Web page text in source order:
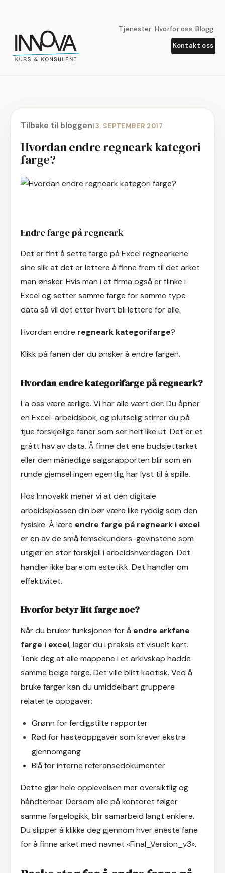
Tjenester Hvorfor oss Blogg
Kontakt oss
Tilbake til bloggen13. SEPTEMBER 2017
Hvordan endre regneark kategori
farge?
Endre farge på regneark
Det er fint å sette farge på Excel regnearkene
sine slik at det er lettere å finne frem til det arket
man ønsker. Hvis man i et firma også er flinke i
Excel og setter samme farge for samme type
data så vil det etter hvert bli lettere for alle.
Hvordan endre regneark kategorifarge?
Klikk på fanen der du ønsker å endre fargen.
Hvordan endre kategorifarge på regneark?
La oss være ærlige. Vi har alle vært der. Du åpner
en Excel-arbeidsbok, og plutselig stirrer du på
tjue forskjellige faner som ser helt like ut. Det er et
grått hav av data. Å finne det ene budsjettarket
eller den månedlige salgsrapporten blir som en
runde gjemsel ingen egentlig har lyst til å spille.
Hos Innovakk mener vi at den digitale
arbeidsplassen din bør være like ryddig som den
fysiske. Å lære endre farge på regneark i excel
er en av de små femsekunders-gevinstene som
utgjør en stor forskjell i arbeidshverdagen. Det
handler ikke bare om estetikk. Det handler om
effektivitet.
Hvorfor betyr litt farge noe?
Når du bruker funksjonen for å endre arkfane
farge i excel, lager du i praksis et visuelt kart.
Tenk deg at alle mappene i et arkivskap hadde
samme beige farge. Det ville blitt kaotisk. Ved å
bruke farger kan du umiddelbart gruppere
relaterte oppgaver:
Grønn for ferdigstilte rapporter
Rød for hasteoppgaver som krever ekstra
gjennomgang
Blå for interne referansedokumenter
Dette gjør hele opplevelsen mer oversiktlig og
håndterbar. Dersom alle på kontoret følger
samme fargelogikk, blir samarbeid langt enklere.
Du slipper å klikke deg gjennom hver eneste fane
for å finne arket med navnet «Final_Version_v3».